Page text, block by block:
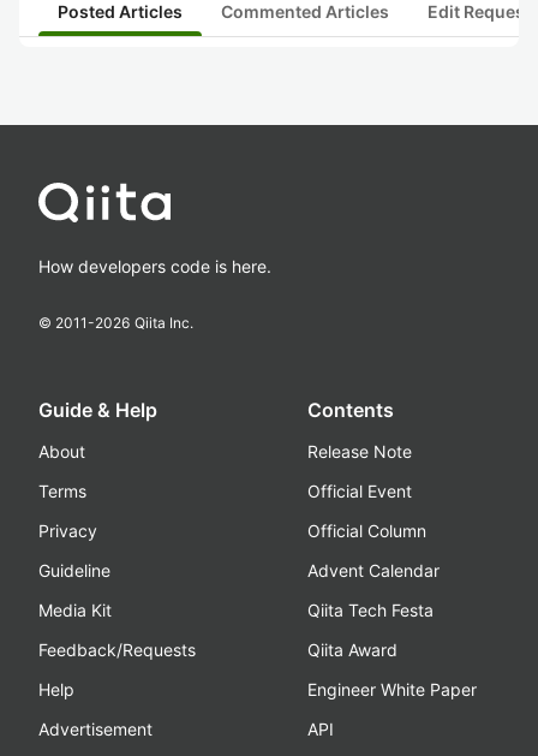
Posted Articles Commented Articles Edit
How developers code is here.
© 2011-2026 Qiita Inc.
Guide & Help
About
Terms
Privacy
Guideline
Media Kit
Feedback/Requests
Help
Advertisement
Contents
Release Note
Official Event
Official Column
Advent Calendar
Qiita Tech Festa
Qiita Award
Engineer White Paper
API